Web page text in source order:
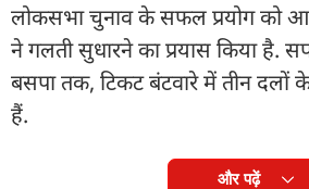
लोकसभा चुनाव के सफल प्रयोग को
ने गलती सुधारने का प्रयास किया है.
बसपा तक, टिकट बंटवारे में तीन दलों
हैं.
और पढ़ें